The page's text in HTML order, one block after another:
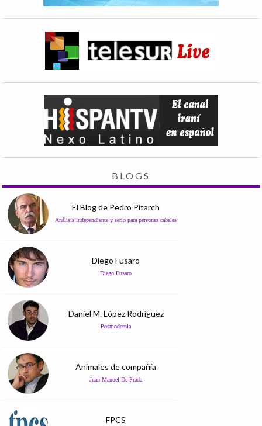
BLOGS
El Blog de Pedro Pitarch
Análisis independiente y serio para personas cabales
Diego Fusaro
Diego Fusaro
Daniel M. López Rodríguez
Posmodernia
Animales de compañía
Juan Manuel De Prada
FPCS